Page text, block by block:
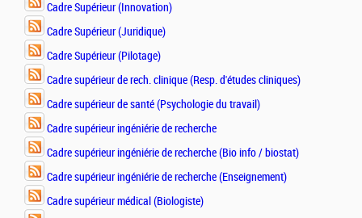
Cadre Supérieur (Innovation)
Cadre Supérieur (Juridique)
Cadre Supérieur (Pilotage)
Cadre supérieur de rech. clinique (Resp. d'études cliniques)
Cadre supérieur de santé (Psychologie du travail)
Cadre supérieur ingéniérie de recherche
Cadre supérieur ingéniérie de recherche (Bio info / biostat)
Cadre supérieur ingéniérie de recherche (Enseignement)
Cadre supérieur médical (Biologiste)